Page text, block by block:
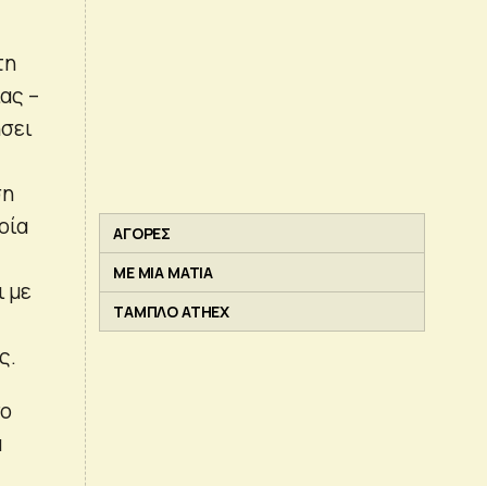
–
με
ΑΓΟΡΕΣ
ΜΕ ΜΙΑ ΜΑΤΙΑ
ΤΑΜΠΛΟ ATHEX